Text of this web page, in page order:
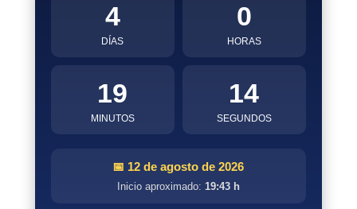
4
DÍAS
0
HORAS
19
MINUTOS
14
SEGUNDOS
📅 12 de agosto de 2026
Inicio aproximado: 19:43 h